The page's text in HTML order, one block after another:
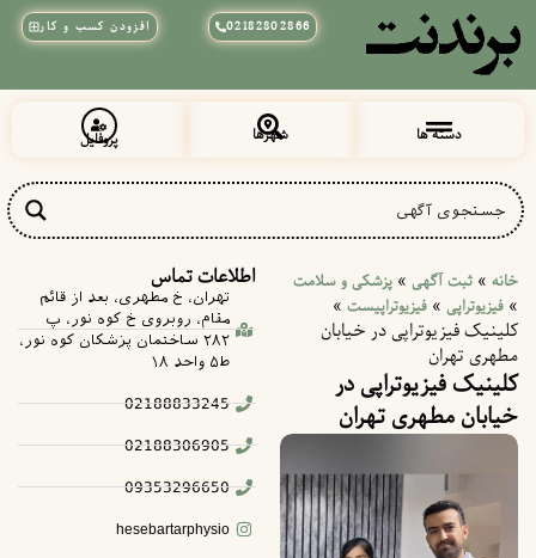
02182802866 افزودن کسب و کار
دسته ها شهرها پروفایل
خانه » ثبت آگهی » پزشکی و سلامت
» فیزیوتراپی » فیزیوتراپیست »
کلینیک فیزیوتراپی در خیابان
مطهری تهران
کلینیک فیزیوتراپی در
خیابان مطهری تهران
اطلاعات تماس
تهران، خ مطهری، بعد از قائم
مقام، روبروی خ کوه نور، پ
۲۸۲ ساختمان پزشکان کوه نور،
ط۵ واحد ۱۸
02188833245
02188306905
09353296650
hesebartarphysio